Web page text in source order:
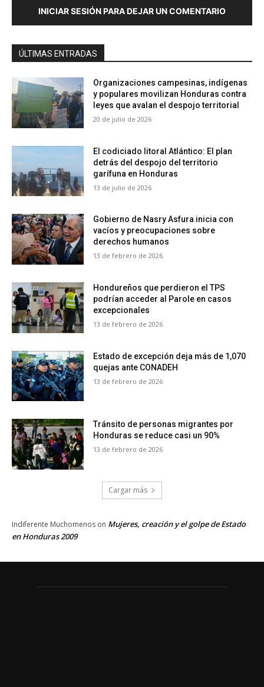
INICIAR SESIÓN PARA DEJAR UN COMENTARIO
ÚLTIMAS ENTRADAS
Organizaciones campesinas, indígenas
y populares movilizan Honduras contra
leyes que avalan el despojo territorial
20 de julio de 2026
El codiciado litoral Atlántico: El plan
detrás del despojo del territorio
garífuna en Honduras
13 de julio de 2026
Gobierno de Nasry Asfura inicia con
vacíos y preocupaciones sobre
derechos humanos
13 de febrero de 2026
Hondureños que perdieron el TPS
podrían acceder al Parole en casos
excepcionales
13 de febrero de 2026
Estado de excepción deja más de 1,070
quejas ante CONADEH
13 de febrero de 2026
Tránsito de personas migrantes por
Honduras se reduce casi un 90%
13 de febrero de 2026
Cargar más
Indiferente Muchomenos on Mujeres, creación y el golpe de Estado
en Honduras 2009